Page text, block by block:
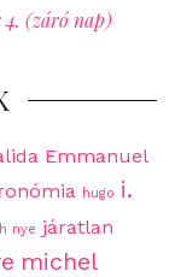
4. (záró nap)
Emmanuel
hugo i.
nye járatlan
michel